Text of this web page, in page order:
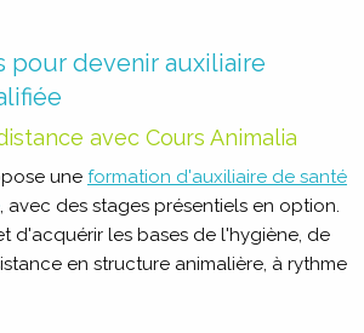
pour devenir auxiliaire
avec Cours Animalia
une formation d'auxiliaire de santé
, avec des stages présentiels en option.
d'acquérir les bases de l'hygiène, de
en structure animalière, à rythme